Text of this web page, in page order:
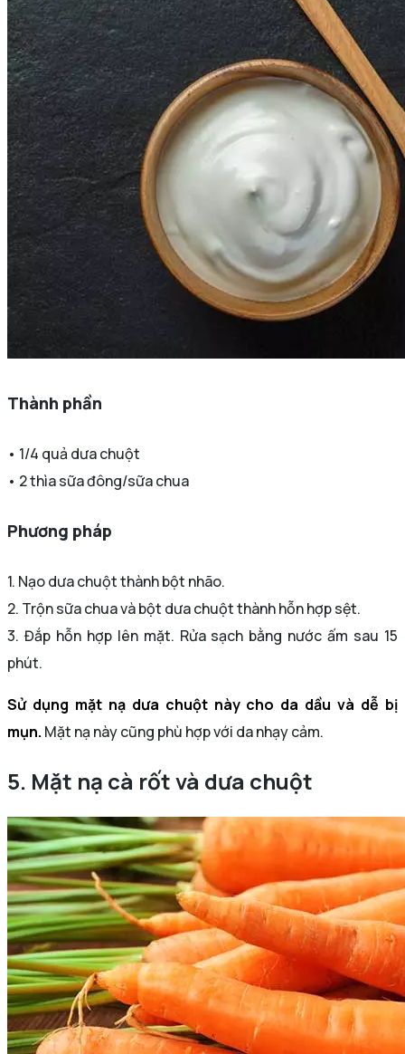
Thành phần
• 1/4 quả dưa chuột
• 2 thìa sữa đông/sữa chua
Phương pháp
1. Nạo dưa chuột thành bột nhão.
2. Trộn sữa chua và bột dưa chuột thành hỗn hợp sệt.
3. Đắp hỗn hợp lên mặt. Rửa sạch bằng nước ấm sau 15
phút.
Sử dụng mặt nạ dưa chuột này cho da dầu và dễ bị
mụn. Mặt nạ này cũng phù hợp với da nhạy cảm.
5. Mặt nạ cà rốt và dưa chuột